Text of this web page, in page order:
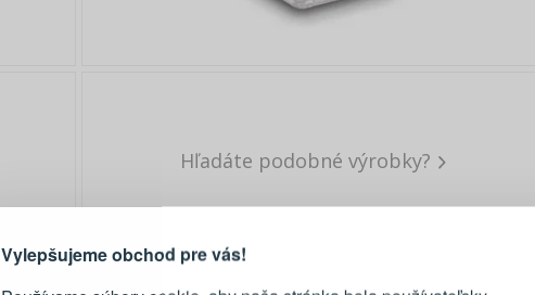
Vylepšujeme obchod pre vás!
Hľadáte podobné výrobky?
účet
PRIHLÁSENIE